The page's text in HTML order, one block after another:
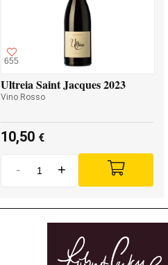
655
Ultreia Saint Jacques 2023
Vino Rosso
10,50 €
- +